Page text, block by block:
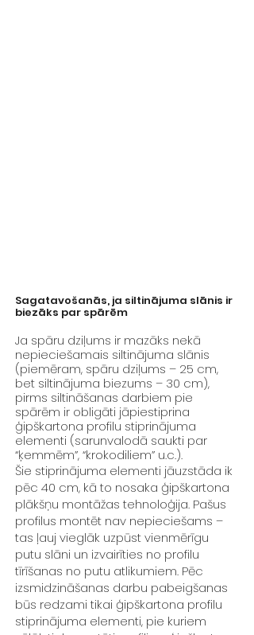
Sagatavošanās, ja siltinājuma slānis ir
biezāks par spārēm
Ja spāru dziļums ir mazāks nekā
nepieciešamais siltinājuma slānis
(piemēram, spāru dziļums – 25 cm,
bet siltinājuma biezums – 30 cm),
pirms siltināšanas darbiem pie
spārēm ir obligāti jāpiestiprina
ģipškartona profilu stiprinājuma
elementi (sarunvalodā saukti par
“ķemmēm”, “krokodiliem” u.c.).
Šie stiprinājuma elementi jāuzstāda ik
pēc 40 cm, kā to nosaka ģipškartona
plākšņu montāžas tehnoloģija. Pašus
profilus montēt nav nepieciešams –
tas ļauj vieglāk uzpūst vienmērīgu
putu slāni un izvairīties no profilu
tīrīšanas no putu atlikumiem. Pēc
izsmidzināšanas darbu pabeigšanas
būs redzami tikai ģipškartona profilu
stiprinājuma elementi, pie kuriem